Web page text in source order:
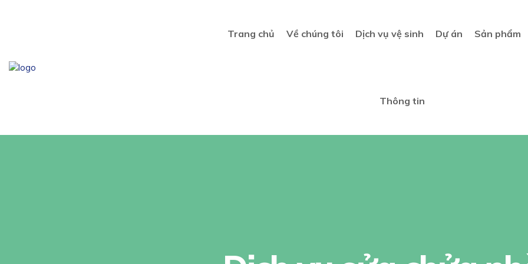
Trang chủ Về chúng tôi Dịch vụ vệ sinh Dự án Sản phẩm
Thông tin